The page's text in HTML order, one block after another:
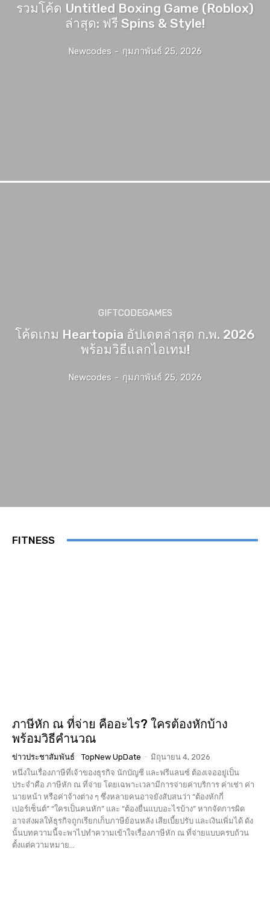
รวมโค้ด Untitled Boxing Game (Roblox)
ล่าสุด: ฟรี Spins & Style!
Newcodes - กุมภาพันธ์ 25, 2026
GIFTCODEGAMES
โค้ดเกม Heartopia อัปเดตล่าสุด ก.พ. 2026
พร้อมวิธีแลกไอเทม!
Newcodes - กุมภาพันธ์ 25, 2026
FITNESS
ภาษีหัก ณ ที่จ่าย คืออะไร? ใครต้องหักบ้าง
พร้อมวิธีคำนวณ
ข่าวประชาสัมพันธ์ TopNew UpDate - มิถุนายน 4, 2026
หนึ่งในเรื่องภาษีที่เจ้าของธุรกิจ นักบัญชี และฟรีแลนซ์ ต้องเจออยู่เป็น
ประจำคือ ภาษีหัก ณ ที่จ่าย โดยเฉพาะเวลามีการจ่ายค่าบริการ ค่าเช่า ค่า
นายหน้า หรือค่าจ้างต่าง ๆ ซึ่งหลายคนอาจยังสับสนว่า “ต้องหักกี่
เปอร์เซ็นต์” “ใครเป็นคนหัก” และ “ต้องยื่นแบบอะไรบ้าง” หากจัดการผิด
อาจส่งผลให้ธุรกิจถูกเรียกเก็บภาษีย้อนหลัง เสียเบี้ยปรับ และเงินเพิ่มได้ ดัง
นั้นบทความนี้จะพาไปทำความเข้าใจเรื่องภาษีหัก ณ ที่จ่ายแบบครบถ้วน
ตั้งแต่ความหมาย...